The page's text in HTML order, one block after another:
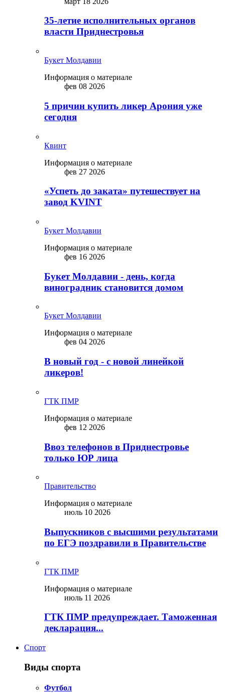
35-летие исполнительных органов
власти Приднестровья
Букет Молдавии
Информация о материале
фев 08 2026
5 причин купить ликep Арония уже
сегодня
Квинт
Информация о материале
фев 27 2026
«Успеть до заката» путешествует на
завод KVINT
Букет Молдавии
Информация о материале
фев 16 2026
Букет Молдавии - день, когда
виноградник становится домом
Букет Молдавии
Информация о материале
фев 04 2026
В новый год - с новой линейкой
ликepoв!
ГТК ПМР
Информация о материале
фев 12 2026
Ввоз телефонов в Приднестровье
только ЮР лица
Правительство
Информация о материале
июль 10 2026
Выпускников с высшими результатами
по ЕГЭ поздравили в Правительстве
ГТК ПМР
Информация о материале
июль 11 2026
ГТК ПМР предупреждает. Таможенная
декларация...
Спорт
Виды спорта
Футбол